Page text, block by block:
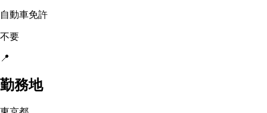
自動車免許
不要
📍
勤務地